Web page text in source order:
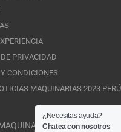
PRIVACIDAD
CONDICIONES
MAQUINARIAS 2023 PERÚ
APOLO: Lider en
¿Necesitas ayuda?
Chatea con nosotros